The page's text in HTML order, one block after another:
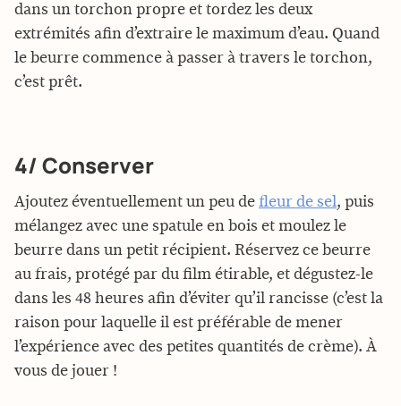
dans un torchon propre et tordez les deux
extrémités afin d’extraire le maximum d’eau. Quand
le beurre commence à passer à travers le torchon,
c’est prêt.
4/ Conserver
Ajoutez éventuellement un peu de fleur de sel, puis
mélangez avec une spatule en bois et moulez le
beurre dans un petit récipient. Réservez ce beurre
au frais, protégé par du film étirable, et dégustez-le
dans les 48 heures afin d’éviter qu’il rancisse (c’est la
raison pour laquelle il est préférable de mener
l’expérience avec des petites quantités de crème). À
vous de jouer !